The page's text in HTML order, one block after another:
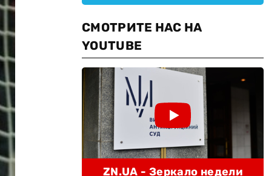
СМОТРИТЕ НАС НА
YOUTUBE
ZN.UA - Зеркало недели